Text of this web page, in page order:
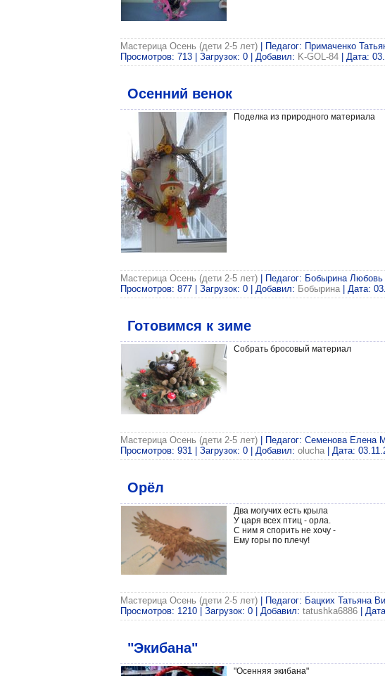
Мастерица Осень (дети 2-5 лет) | Педагог: Примаченко
Просмотров: 713 | Загрузок: 0 | Добавил: K-GOL-84 | Дата:
Осенний венок
Поделка из природного материала
Мастерица Осень (дети 2-5 лет) | Педагог: Бобырина
Просмотров: 877 | Загрузок: 0 | Добавил: Бобырина | Дата:
Готовимся к зиме
Собрать бросовый материал
Мастерица Осень (дети 2-5 лет) | Педагог: Семенова Елена
Просмотров: 931 | Загрузок: 0 | Добавил: olucha | Дата:
Орёл
Два могучих есть крыла
У царя всех птиц - орла.
С ним я спорить не хочу -
Ему горы по плечу!
Мастерица Осень (дети 2-5 лет) | Педагог: Бацких Татьяна
Просмотров: 1210 | Загрузок: 0 | Добавил: tatushka6886 |
"Экибана"
"Осенняя экибана"